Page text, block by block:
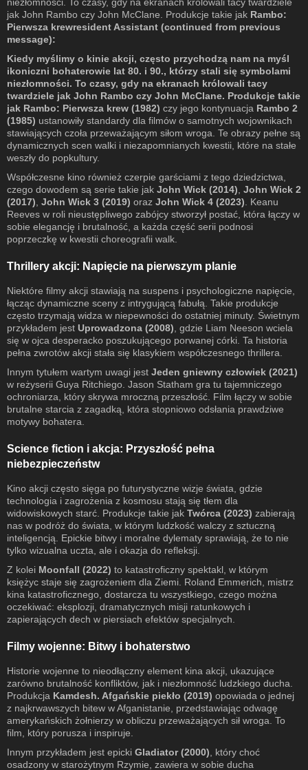
jak John Rambo czy John McClane. Produkcje takie jak Rambo:
Pierwsza krewresident Assistant (continued from previous
message):
Kiedy myślimy o kinie akcji, często przychodzą nam na myśl
ikoniczni bohaterowie lat 80. i 90., którzy stali się symbolami
niezłomności. To czasy, gdy na ekranach królowali tacy
twardziele jak John Rambo czy John McClane. Produkcje takie
jak Rambo: Pierwsza krew (1982) czy jego kontynuacja Rambo 2
(1985) ustanowiły standardy dla filmów o samotnych wojownikach
stawiających czoła przeważającym siłom wroga. Te obrazy pełne są
dynamicznych scen walki i niezapomnianych kwestii, które na stałe
weszły do popkultury.
Współczesne kino również czerpie garściami z tego dziedzictwa,
czego dowodem są serie takie jak John Wick (2014) John Wick 2
(2017) John Wick 3 (2019) oraz John Wick 4 (2023) . Keanu
Reeves w roli nieustępliwego zabójcy stworzył postać, która łączy w
sobie elegancję i brutalność, a każda część serii podnosi
poprzeczkę w kwestii choreografii walk.
Thrillery akcji: Napięcie na pierwszym planie
Niektóre filmy akcji stawiają na suspens i psychologiczne napięcie,
łącząc dynamiczne sceny z intrygującą fabułą. Takie produkcje
często trzymają widza w niepewności do ostatniej minuty. Świetnym
przykładem jest Uprowadzona (2008) , gdzie Liam Neeson wciela
się w ojca desperacko poszukującego porwanej córki. Ta historia
pełna zwrotów akcji stała się klasykiem współczesnego thrillera.
Innym tytułem wartym uwagi jest Jeden gniewny człowiek (2021)
w reżyserii Guya Ritchiego. Jason Statham gra tu tajemniczego
ochroniarza, który skrywa mroczną przeszłość. Film łączy w sobie
brutalne starcia z zagadką, która stopniowo odsłania prawdziwe
motywy bohatera.
Science fiction i akcja: Przyszłość pełna
niebezpieczeństw
Kino akcji często sięga po futurystyczne wizje świata, gdzie
technologia i zagrożenia z kosmosu stają się tłem dla
widowiskowych starć. Produkcje takie jak Twórca (2023) zabierają
nas w podróż do świata, w którym ludzkość walczy z sztuczną
inteligencją. Epickie bitwy i moralne dylematy sprawiają, że to nie
tylko wizualna uczta, ale i okazja do refleksji.
Z kolei Moonfall (2022) to katastroficzny spektakl, w którym
księżyc staje się zagrożeniem dla Ziemi. Roland Emmerich, mistrz
kina katastroficznego, dostarcza tu wszystkiego, czego można
oczekiwać: eksplozji, dramatycznych misji ratunkowych i
zapierających dech w piersiach efektów specjalnych.
Filmy wojenne: Bitwy i bohaterstwo
Historie wojenne to nieodłączny element kina akcji, ukazujące
zarówno brutalność konfliktów, jak i niezłomność ludzkiego ducha.
Produkcja Kamdesh. Afgańskie piekło (2019) opowiada o jednej
z najkrwawszych bitew w Afganistanie, przedstawiając odwagę
amerykańskich żołnierzy w obliczu przeważających sił wroga. To
film, który porusza i inspiruje.
Innym przykładem jest epicki Gladiator (2000) , który choć
osadzony w starożytnym Rzymie, zawiera w sobie ducha